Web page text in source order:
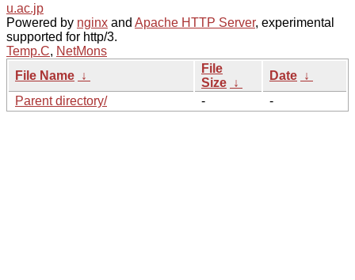
u.ac.jp
Powered by nginx and Apache HTTP Server, experimental
supported for http/3.
Temp.C, NetMons
File Name ↓
File
Size ↓
Date ↓
Parent directory/
- -